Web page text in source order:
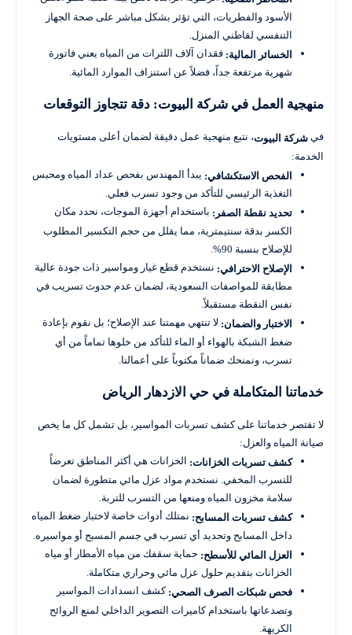
الأسود والفطريات، التي تؤثر بشكل مباشر على صحة الجهاز
التنفسي لقاطني المنزل.
الخسائر المالية: فقدان آلاف اللترات من المياه يعني فاتورة
شهرية مرتفعة جداً، فضلاً عن استنزاف الموارد المائية.
منهجية العمل في شركة البيوت: دقة تتجاوز التوقعات
في شركة البيوت، نتبع منهجية عمل دقيقة لضمان أعلى مستويات
الخدمة:
الفحص الاستكشافي: يبدأ المهندس بفحص عداد المياه ومحبس
التغذية الرئيسي للتأكد من وجود تسرب فعلي.
تحديد نقطة الصفر: باستخدام أجهزة الموجات، نحدد مكان
الكسر بدقة سنتيمترية، مما يقلل من حجم التكسير المطلوب
للإصلاح بنسبة 90%.
الإصلاح الاحترافي: نستخدم قطع غيار ومواسير ذات جودة عالية
مطابقة للمواصفات السعودية، لضمان عدم حدوث تسريب في
نفس النقطة مستقبلاً.
الاختبار والضمان: لا تنتهي مهمتنا عند الإصلاح؛ بل نقوم بإعادة
ضغط الشبكة بالهواء أو الماء للتأكد من خلوها تماماً من أي
تسرب، ونمنحك ضماناً مكتوباً على أعمالنا.
خدماتنا المتكاملة في حي الازدهار الرياض
لا تقتصر خدماتنا على كشف تسربات المواسير، بل تشمل كل ما يخص
صيانة المياه والعزل:
كشف تسربات الخزانات: الخزانات هي أكثر المناطق تعرضاً
للتسرب المخفي. نستخدم مواد عزل مائي متطورة لضمان
سلامة مخزون المياه ومنعها من التسرب للتربة.
كشف تسربات المسابح: نمتلك أدوات خاصة لاختبار ضغط المياه
داخل المسابح وتحديد أي تسرب في جسم المسبح أو مواسيره.
العزل المائي للأسطح: حماية سقفك من مياه الأمطار أو مياه
الخزانات بتقديم حلول عزل مائي وحراري متكاملة.
فحص شبكات الصرف الصحي: كشف انسدادات المواسير
وتصدعاتها باستخدام كاميرات التصوير الداخلي لمنع الروائح
الكريهة.